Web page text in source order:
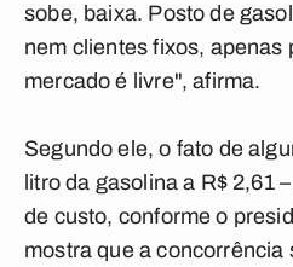
sobe, baixa. Posto de
nem clientes fixos, apenas
mercado é livre", afirma.
Segundo ele, o fato de
litro da gasolina a R$ 2,61
de custo, conforme o
mostra que a concorrência